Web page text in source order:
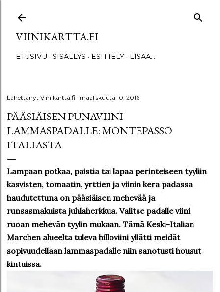
VIINIKARTTA.FI
ETUSIVU SISÄLLYS ESITTELY LISÄÄ…
Lähettänyt Viinikartta.fi maaliskuuta 10, 2016
PÄÄSIÄISEN PUNAVIINI
LAMMASPADALLE: MONTEPASSO
ITALIASTA
Lampaan potkaa, paistia tai lapaa perinteiseen tyyliin
kasvisten, tomaatin, yrttien ja viinin kera padassa
haudutettuna on pääsiäisen mehevää ja
runsasmakuista juhlaherkkua. Valitse padalle viini
ruoan mehevän tyylin mukaan. Tämä Keski-Italian
Marchen alueelta tuleva hilloviini yllätti meidät
sopivuudellaan lammaspadalle niin sanotusti housut
kintuissa.